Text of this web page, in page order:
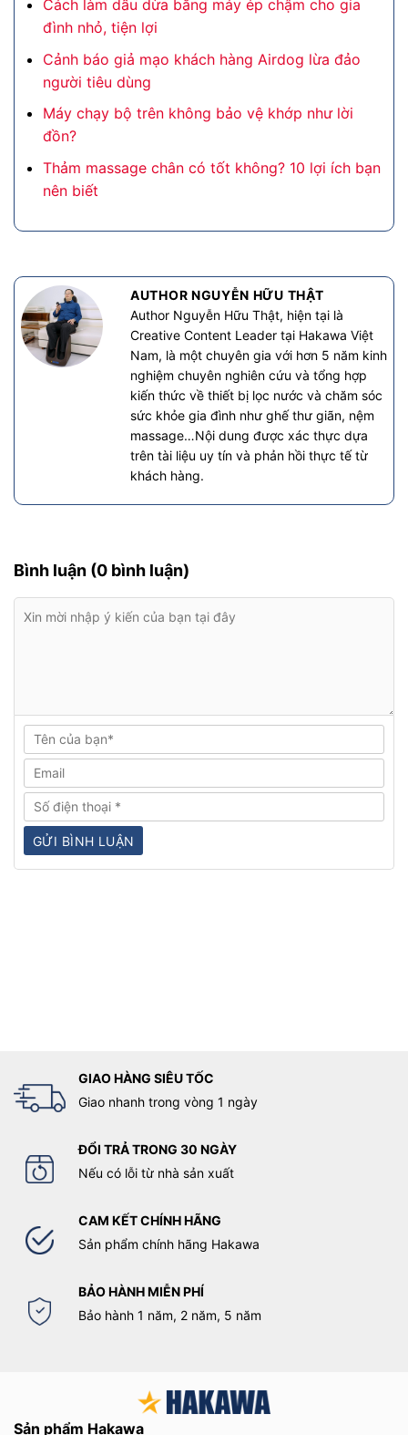
Cách làm dầu dừa bằng máy ép chậm cho gia
đình nhỏ, tiện lợi
Cảnh báo giả mạo khách hàng Airdog lừa đảo
người tiêu dùng
Máy chạy bộ trên không bảo vệ khớp như lời
đồn?
Thảm massage chân có tốt không? 10 lợi ích bạn
nên biết
AUTHOR NGUYỄN HỮU THẬT
Author Nguyễn Hữu Thật, hiện tại là
Creative Content Leader tại Hakawa Việt
Nam, là một chuyên gia với hơn 5 năm kinh
nghiệm chuyên nghiên cứu và tổng hợp
kiến thức về thiết bị lọc nước và chăm sóc
sức khỏe gia đình như ghế thư giãn, nệm
massage…Nội dung được xác thực dựa
trên tài liệu uy tín và phản hồi thực tế từ
khách hàng.
Bình luận (0 bình luận)
GIAO HÀNG SIÊU TỐC
Giao nhanh trong vòng 1 ngày
ĐỔI TRẢ TRONG 30 NGÀY
Nếu có lỗi từ nhà sản xuất
CAM KẾT CHÍNH HÃNG
Sản phẩm chính hãng Hakawa
BẢO HÀNH MIỄN PHÍ
Bảo hành 1 năm, 2 năm, 5 năm
Sản phẩm Hakawa